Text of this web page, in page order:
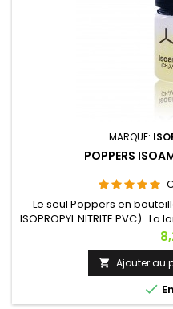
MARQUE:
POPPERS
Le seul Poppers en
ISOPROPYL NITRITE PVC).
pharmaceutique laisse
l'ISOAMYL NITRITE PVC. Le
NITRITE PVC a été
saisissant et surpuissant.
 Ajouter au
